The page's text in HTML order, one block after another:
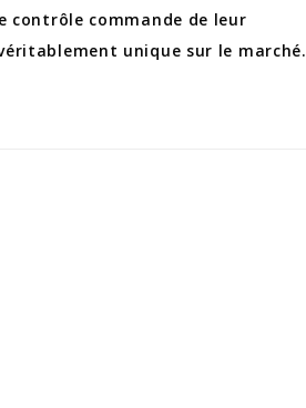
contrôle commande de leur
unique sur le marché.